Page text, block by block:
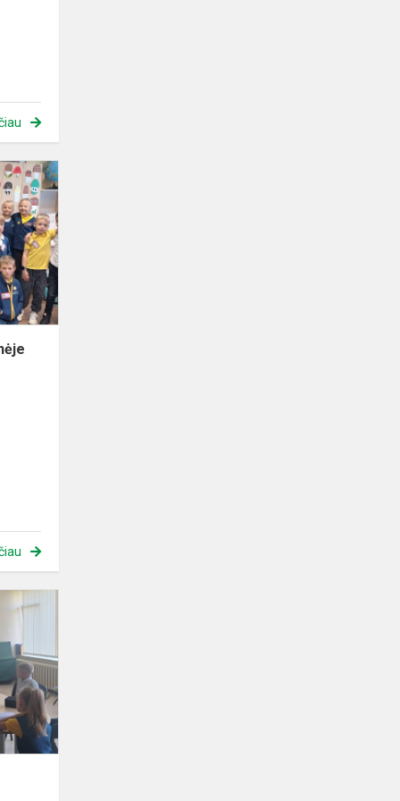
Pirmokai
dalyvavo
kūrybinėje
edukacijoje
progimnazijoje